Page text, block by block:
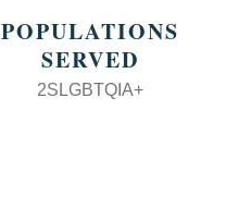
POPULATIONS
SERVED
2SLGBTQIA+